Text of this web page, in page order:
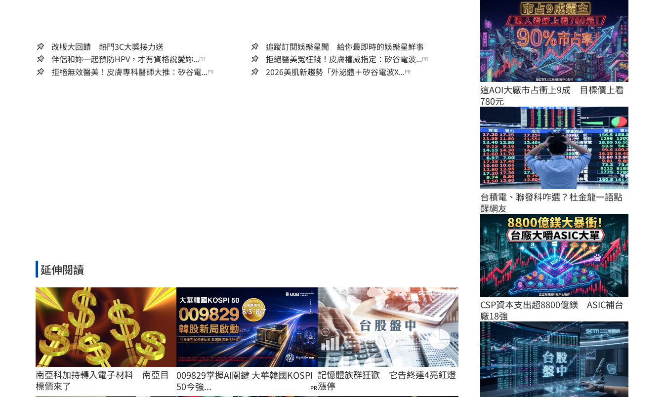
改版大回饋 熱門3C大獎接力送
追蹤訂閱娛樂星聞 給你最即時的娛樂星鮮事
伴侶和妳一起預防HPV，才有資格說愛妳...PR 拒絕醫美冤枉錢！皮膚權威指定：矽谷電波...PR
拒絕無效醫美！皮膚專科醫師大推：矽谷電...PR 2026美肌新趨勢「外泌體＋矽谷電波X...PR
延伸閱讀
南亞科加持轉入電子材料　南亞目
標價來了
009829掌握AI關鍵 大華韓國KOSPI
50今強...
PR
記憶體族群狂歡　它告終連4亮紅燈
漲停
這AOI大廠市占衝上9成　目標價上看
780元
台積電、聯發科咋選？杜金龍一語點
醒網友
CSP資本支出超8800億鎂　ASIC補台
廠18強